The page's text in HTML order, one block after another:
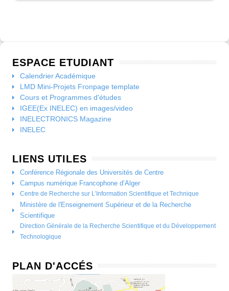
ESPACE ETUDIANT
Calendrier Académique
LMD Mini-Projets Fronpage template
Cours et Programmes d'études
IGEE(Ex INELEC) en images/video
INELECTRONICS Magazine
INELEC
LIENS UTILES
Conférence Régionale des Universités de Centre
Campus numérique Francophone d’Alger
Centre de Recherche sur L’Information Scientifique et Technique
Ministère de l'Enseignement Supérieur et de la Recherche
Scientifique
Direction Générale de la Recherche Scientifique et du Développement
Technologique
PLAN D'ACCÉS